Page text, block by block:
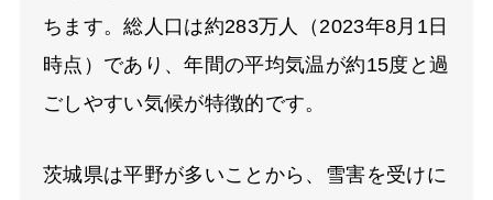
ちます。総人口は約283万人（2023年8月1日
時点）であり、年間の平均気温が約15度と過
ごしやすい気候が特徴的です。
茨城県は平野が多いことから、雪害を受けに